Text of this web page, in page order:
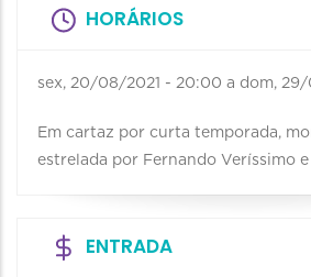
HORÁRIOS
sex, 20/08/2021 - 20:00 a dom,
Em cartaz por curta temporada,
estrelada por Fernando Veríssimo
ENTRADA